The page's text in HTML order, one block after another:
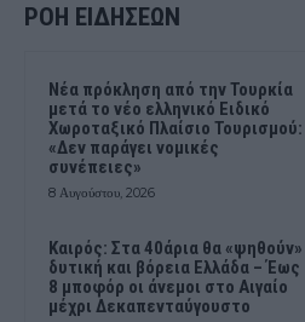
ΡΟΗ ΕΙΔΗΣΕΩΝ
Νέα πρόκληση από την Τουρκία
μετά το νέο ελληνικό Ειδικό
Χωροταξικό Πλαίσιο Τουρισμού:
«Δεν παράγει νομικές
συνέπειες»
8 Αυγούστου, 2026
Καιρός: Στα 40άρια θα «ψηθούν»
δυτική και βόρεια Ελλάδα – Έως
8 μποφόρ οι άνεμοι στο Αιγαίο
μέχρι Δεκαπενταύγουστο